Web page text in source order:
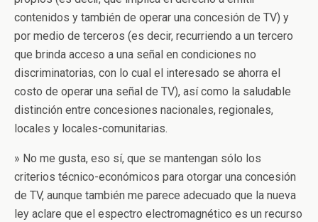
contenidos y también de operar una concesión de TV) y
por medio de terceros (es decir, recurriendo a un tercero
que brinda acceso a una señal en condiciones no
discriminatorias, con lo cual el interesado se ahorra el
costo de operar una señal de TV), así como la saludable
distinción entre concesiones nacionales, regionales,
locales y locales-comunitarias.
» No me gusta, eso sí, que se mantengan sólo los
criterios técnico-económicos para otorgar una concesión
de TV, aunque también me parece adecuado que la nueva
ley aclare que el espectro electromagnético es un recurso